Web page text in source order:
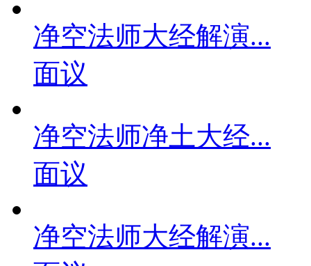
净空法师大经解演...
面议
净空法师净土大经...
面议
净空法师大经解演...